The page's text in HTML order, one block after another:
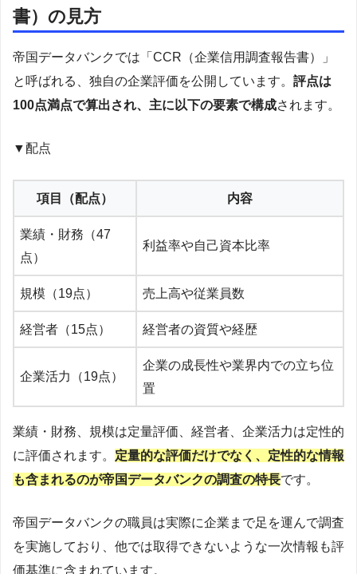
書）の見方
帝国データバンクでは「CCR（企業信用調査報告書）」
と呼ばれる、独自の企業評価を公開しています。 評点は
100点満点で算出され、主に以下の要素で構成されます。
▼配点
項目（配点） 内容
業績・財務（47
点）
利益率や自己資本比率
規模（19点） 売上高や従業員数
経営者（15点） 経営者の資質や経歴
企業活力（19点）
企業の成長性や業界内での立ち位
置
業績・財務、規模は定量評価、経営者、企業活力は定性的
に評価されます。 定量的な評価だけでなく、定性的な情報
も含まれるのが帝国データバンクの調査の特長です。
帝国データバンクの職員は実際に企業まで足を運んで調査
を実施しており、他では取得できないような一次情報も評
価基準に含まれています。